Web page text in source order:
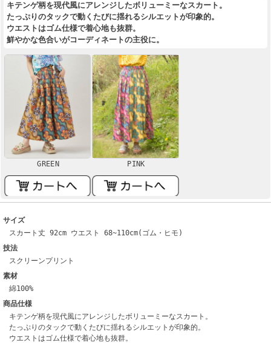
キテンゲ柄を現代風にアレンジしたボリューミーなスカート。
たっぷりのタックで動くたびに揺れるシルエットが印象的。
ウエストはゴム仕様で着心地も抜群。
鮮やかな色合いがコーディネートの主役に。
GREEN PINK
サイズ
スカート丈 92cm ウエスト 68~110cm(ゴム・ヒモ)
技法
スクリーンプリント
素材
綿100%
商品仕様
キテンゲ柄を現代風にアレンジしたボリューミーなスカート。
たっぷりのタックで動くたびに揺れるシルエットが印象的。
ウエストはゴム仕様で着心地も抜群。